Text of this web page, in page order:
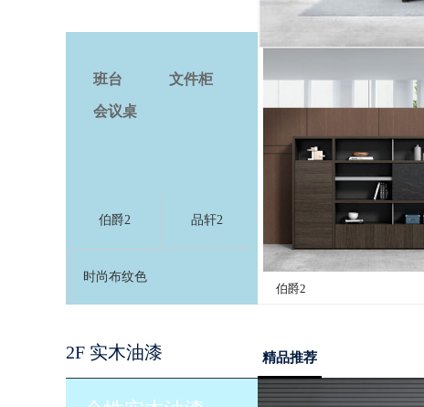
班台 文件柜
会议桌
伯爵2 品轩2
时尚布纹色
伯爵2
2F 实木油漆 精品推荐